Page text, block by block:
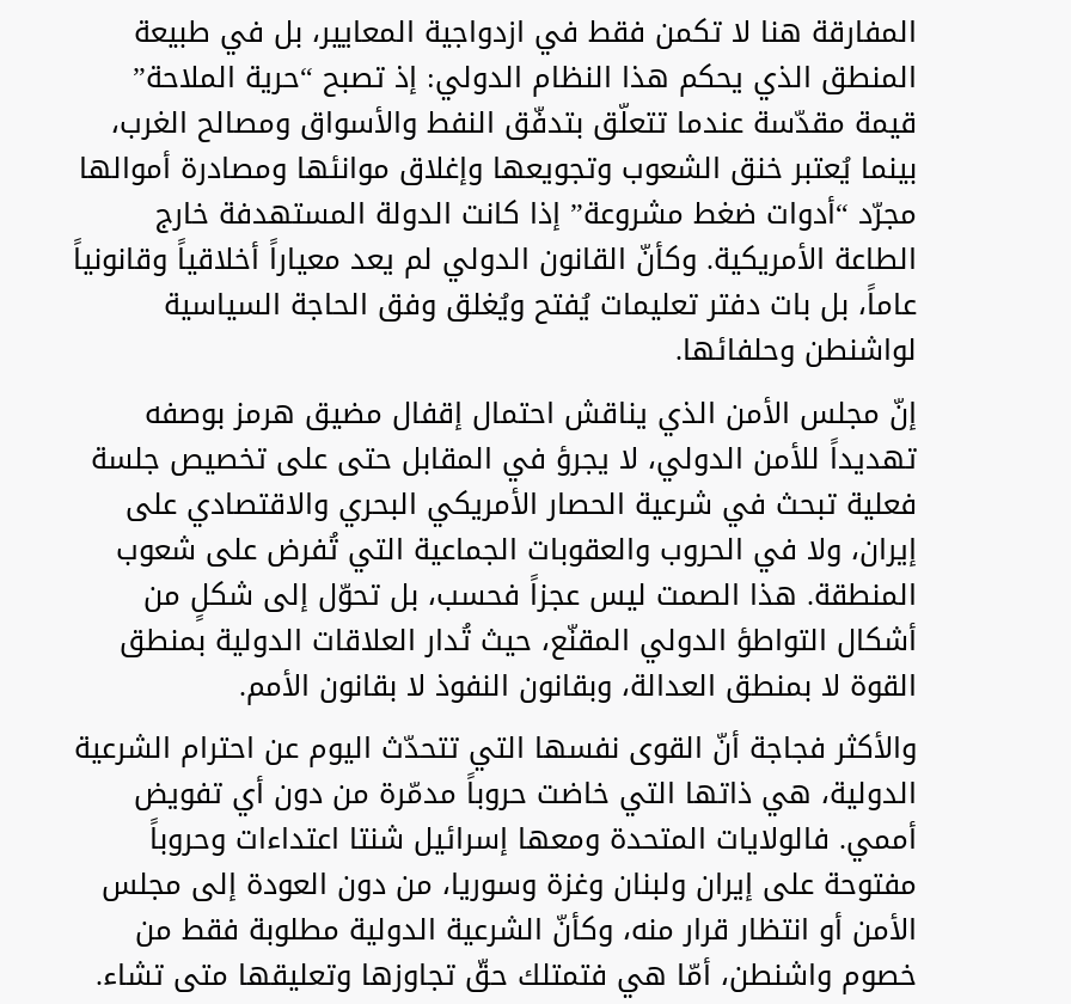
المفارقة هنا لا تكمن فقط في ازدواجية المعايير، بل في طبيعة
المنطق الذي يحكم هذا النظام الدولي: إذ تصبح “حرية الملاحة”
قيمة مقدّسة عندما تتعلّق بتدفّق النفط والأسواق ومصالح الغرب،
بينما يُعتبر خنق الشعوب وتجويعها وإغلاق موانئها ومصادرة أموالها
مجرّد “أدوات ضغط مشروعة” إذا كانت الدولة المستهدفة خارج
الطاعة الأمريكية. وكأنّ القانون الدولي لم يعد معياراً أخلاقياً وقانونياً
عاماً، بل بات دفتر تعليمات يُفتح ويُغلق وفق الحاجة السياسية
لواشنطن وحلفائها.
إنّ مجلس الأمن الذي يناقش احتمال إقفال مضيق هرمز بوصفه
تهديداً للأمن الدولي، لا يجرؤ في المقابل حتى على تخصيص جلسة
فعلية تبحث في شرعية الحصار الأمريكي البحري والاقتصادي على
إيران، ولا في الحروب والعقوبات الجماعية التي تُفرض على شعوب
المنطقة. هذا الصمت ليس عجزاً فحسب، بل تحوّل إلى شكلٍ من
أشكال التواطؤ الدولي المقنّع، حيث تُدار العلاقات الدولية بمنطق
القوة لا بمنطق العدالة، وبقانون النفوذ لا بقانون الأمم.
والأكثر فجاجة أنّ القوى نفسها التي تتحدّث اليوم عن احترام الشرعية
الدولية، هي ذاتها التي خاضت حروباً مدمّرة من دون أي تفويض
أممي. فالولايات المتحدة ومعها إسرائيل شنتا اعتداءات وحروباً
مفتوحة على إيران ولبنان وغزة وسوريا، من دون العودة إلى مجلس
الأمن أو انتظار قرار منه، وكأنّ الشرعية الدولية مطلوبة فقط من
خصوم واشنطن، أمّا هي فتمتلك حقّ تجاوزها وتعليقها متى تشاء.